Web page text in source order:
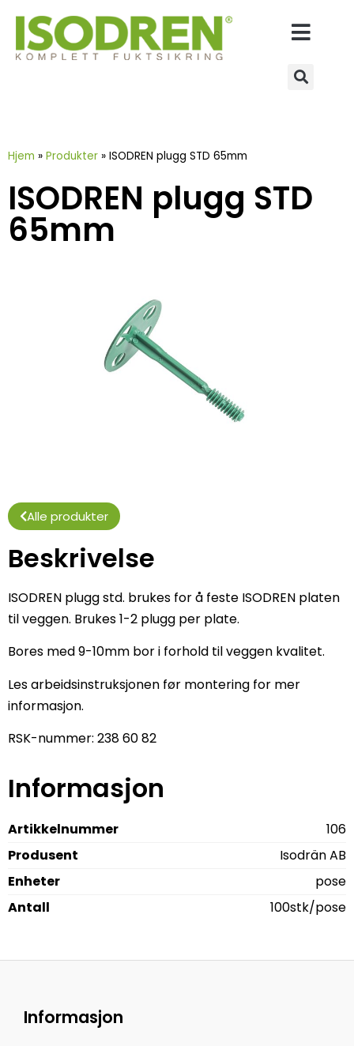
Hjem » Produkter » ISODREN plugg STD 65mm
ISODREN plugg STD
65mm
Alle produkter
Beskrivelse
ISODREN plugg std. brukes for å feste ISODREN platen
til veggen. Brukes 1-2 plugg per plate.
Bores med 9-10mm bor i forhold til veggen kvalitet.
Les arbeidsinstruksjonen før montering for mer
informasjon.
RSK-nummer: 238 60 82
Informasjon
Artikkelnummer
106
Produsent
Isodrän AB
Enheter
pose
Antall
100stk/pose
Informasjon